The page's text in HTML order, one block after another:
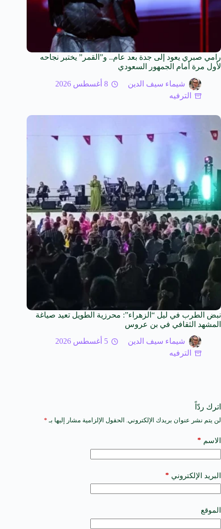
رامي صبري يعود إلى جدة بعد عام.. و”القمر” يختبر نجاحه
لأول مرة أمام الجمهور السعودي
شيماء سيف الدين
8 أغسطس 2026
الترفيه
نبض الطرب في ليل “الزهراء”: محرزية الطويل تعيد صياغة
المشهد الثقافي في بن عروس
شيماء سيف الدين
5 أغسطس 2026
الترفيه
اترك ردّاً
لن يتم نشر عنوان بريدك الإلكتروني. الحقول الإلزامية مشار إليها بـ *
الاسم *
البريد الإلكتروني *
الموقع
A
t
e
a
t
i
e
: